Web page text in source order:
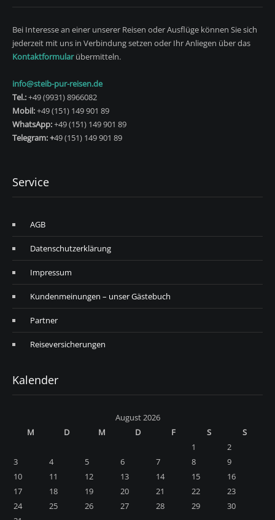
Bei Interesse an einer unserer Reisen oder Ausflüge können Sie sich
jederzeit mit uns in Verbindung setzen oder Ihr Anliegen über das
Kontaktformularübermitteln.
info@steib-pur-reisen.de
Tel.:+49 (9931) 8966082
Mobil:+49 (151) 149 901 89
WhatsApp:+49 (151) 149 901 89
Telegram: +49 (151) 149 901 89
Service
AGB
Datenschutzerklärung
Impressum
Kundenmeinungen – unser Gästebuch
Partner
Reiseversicherungen
Kalender
August 2026
M
D M D F S
S
1
2
3
4 5 6 7 8
9
10
11 12 13 14 15
16
17
18 19 20 21 22
23
24
25 26 27 28 29
30